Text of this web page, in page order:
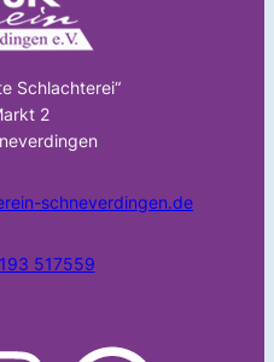
Schlachterei“
2
schneverdingen.de
517559